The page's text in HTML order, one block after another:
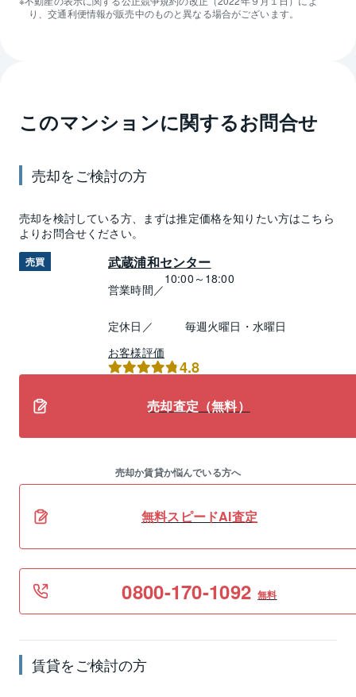
り、交通利便情報が販売中のものと異なる場合がございます。
このマンションに関するお問合せ
売却をご検討の方
売却を検討している方、まずは推定価格を知りたい方はこちら
よりお問合せください。
売買 武蔵浦和センター
営業時間／
10:00～18:00
定休日／
毎週火曜日・水曜日
お客様評価
4.8
売却査定（無料）
売却か賃貸か悩んでいる方へ
無料スピードAI査定
0800-170-1092 無料
賃貸をご検討の方